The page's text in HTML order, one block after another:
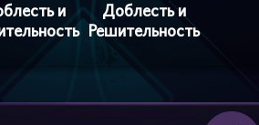
и
Доблесть и
Решительность